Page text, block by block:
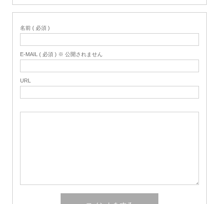
名前 ( 必須 )
E-MAIL ( 必須 ) ※ 公開されません
URL